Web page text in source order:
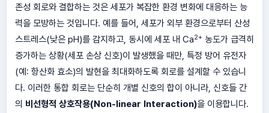
존성 회로와 결합하는 것은 세포가 복잡한 환경 변화에 대응하는 능
력을 모방하는 것입니다. 예를 들어, 세포가 외부 환경으로부터 산성
스트레스(낮은 pH)를 감지하고, 동시에 세포 내 Ca2+농도가 급격히
증가하는 상황(세포 손상 신호)이 발생했을 때만, 특정 방어 유전자
(예: 항산화 효소)의 발현을 최대화하도록 회로를 설계할 수 있습니
다. 이러한 통합 회로는 단순히 개별 신호의 합이 아니라, 신호들 간
의 비선형적 상호작용(Non-linear Interaction)을 이용합니다.